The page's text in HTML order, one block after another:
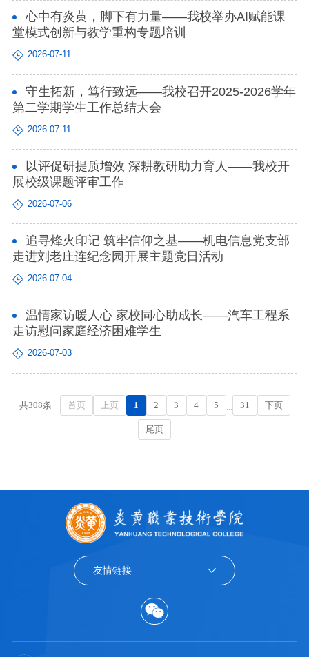
心中有炎黄，脚下有力量——我校举办AI赋能课
堂模式创新与教学重构专题培训
2026-07-11
守生拓新，笃行致远——我校召开2025-2026学年
第二学期学生工作总结大会
2026-07-11
以评促研提质增效 深耕教研助力育人——我校开
展校级课题评审工作
2026-07-06
追寻烽火印记 筑牢信仰之基——机电信息党支部
走进刘老庄连纪念园开展主题党日活动
2026-07-04
温情家访暖人心 家校同心助成长——汽车工程系
走访慰问家庭经济困难学生
2026-07-03
共308条 首页 上页 1 2 3 4 5 31 下页
尾页
友情链接